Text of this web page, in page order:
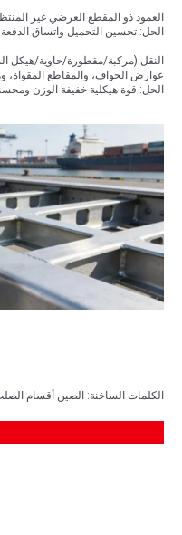
العمود ذو المقطع العرضي غير
الحل: تحسين التحميل واتساق الدفعة
النقل (مركبة/مقطورة/حاوية/هيكل
عوارض الحواف، والمقاطع المقواة،
الحل: قوة هيكلية خفيفة الوزن
الكلمات الساخنة: الصين أقسام